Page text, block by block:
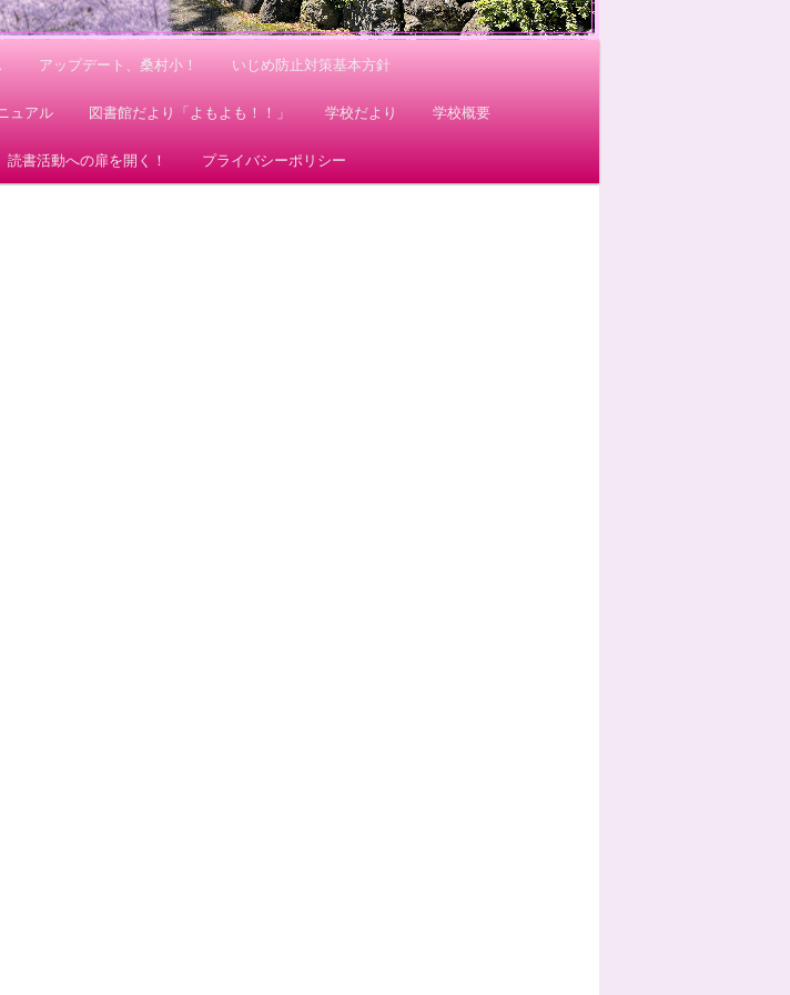
アップデート、桑村小！ いじめ防止対策基本方針
ュアル 図書館だより「よもよも！！」 学校だより 学校概要
読書活動への扉を開く！ プライバシーポリシー